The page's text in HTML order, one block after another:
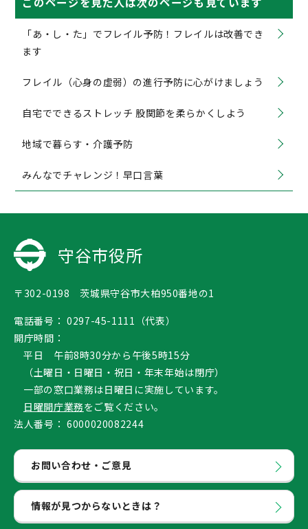
「あ・し・た」でフレイル予防！フレイルは改善でき
ます
フレイル（心身の虚弱）の進行予防に心がけましょう
自宅でできるストレッチ 股関節を柔らかくしよう
地域で暮らす・介護予防
みんなでチャレンジ！早口言葉
守谷市役所
〒302-0198 茨城県守谷市大柏950番地の1
電話番号： 0297-45-1111（代表）
開庁時間：
平日 午前8時30分から午後5時15分
（土曜日・日曜日・祝日・年末年始は閉庁）
一部の窓口業務は日曜日に実施しています。
日曜開庁業務をご覧ください。
法人番号： 6000020082244
お問い合わせ・ご意見
情報が見つからないときは？